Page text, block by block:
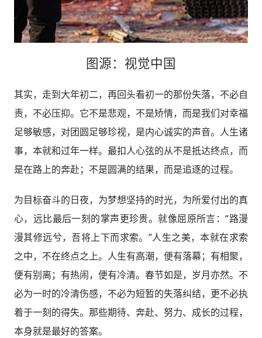
图源：视觉中国
其实，走到大年初二，再回头看初一的那份失落，不必自
责，不必压抑。它不是悲观，不是矫情，而是我们对幸福
足够敏感，对团圆足够珍视，是内心诚实的声音。人生诸
事，本就和过年一样。最扣人心弦的从不是抵达终点，而
是在路上的奔赴；不是圆满的结果，而是追逐的过程。
为目标奋斗的日夜，为梦想坚持的时光，为所爱付出的真
心，远比最后一刻的掌声更珍贵。就像屈原所言：“路漫
漫其修远兮，吾将上下而求索。”人生之美，本就在求索
之中，不在终点之上。人生有高潮，便有落幕；有相聚，
便有别离；有热闹，便有冷清。春节如是，岁月亦然。不
必为一时的冷清伤感，不必为短暂的失落纠结，更不必执
着于一刻的得失。那些期待、奔赴、努力、成长的过程，
本身就是最好的答案。